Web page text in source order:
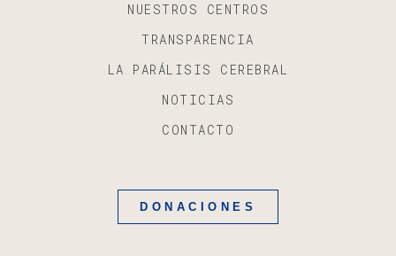
NUESTROS CENTROS
TRANSPARENCIA
LA PARÁLISIS CEREBRAL
NOTICIAS
CONTACTO
DONACIONES